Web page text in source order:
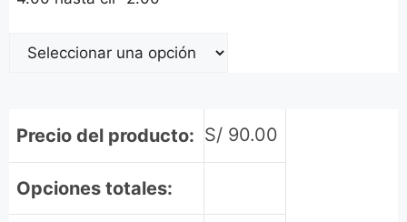
Precio del producto: S/ 90.00
Opciones totales: